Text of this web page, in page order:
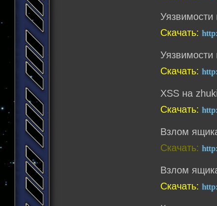
Скачать:
Скачать:
XSS на
Скачать:
Взлом
Скачать:
Взлом
Скачать: